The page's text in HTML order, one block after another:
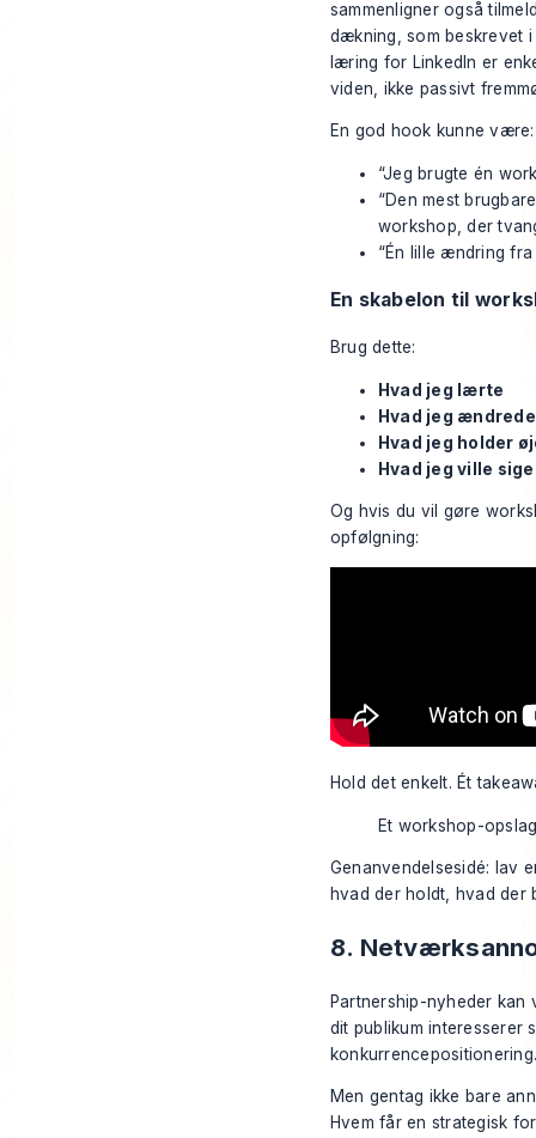
sammenligner også
dækning, som beskrevet
læring for LinkedIn er
viden, ikke passivt
En god hook kunne være:
“Jeg brugte én
“Den mest
workshop, der
“Én lille ændring
En skabelon til
Brug dette:
Hvad jeg lærte
Hvad jeg ændrede
Hvad jeg holder
Hvad jeg ville
Og hvis du vil gøre
opfølgning:
Hold det enkelt. Ét
Et workshop-
Genanvendelsesidé: lav
hvad der holdt, hvad der
8.
Partnership-nyheder
dit publikum interesserer
Men gentag ikke bare
Hvem får en strategisk